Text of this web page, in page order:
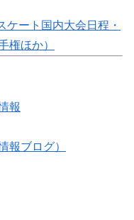
ケート国内大会日程・
権ほか）
報
報ブログ）